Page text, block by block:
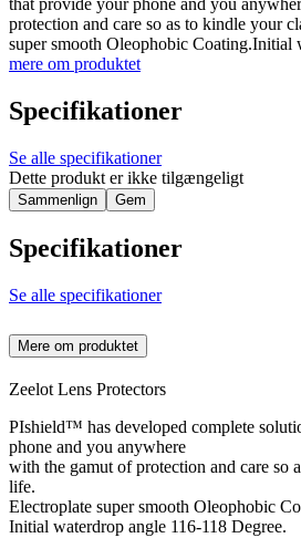
that provide your phone and you
protection and care so as to kindle your
super smooth Oleophobic Coating.Initial
mere om produktet
Specifikationer
Se alle specifikationer
Dette produkt er ikke tilgængeligt
Sammenlign Gem
Specifikationer
Se alle specifikationer
Mere om produktet
Zeelot Lens Protectors
PIshield™ has developed complete
phone and you anywhere
with the gamut of protection and care so
life.
Electroplate super smooth Oleophobic
Initial waterdrop angle 116-118 Degree.